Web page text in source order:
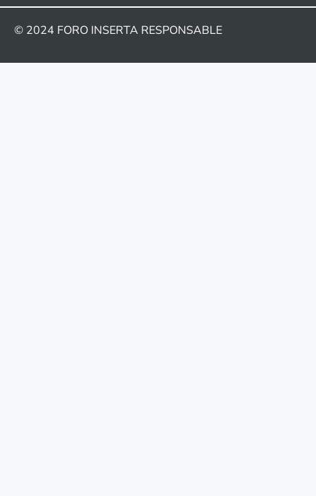
© 2024 FORO INSERTA RESPONSABLE